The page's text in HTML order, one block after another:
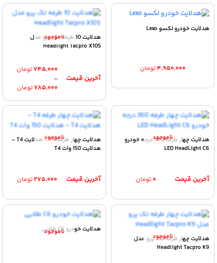
هدلایت خودرو لکسو Lexo
۴,۹۵۰,۰۰۰تومان
هدلایت 10 طرفه تک پرو مدل
Headlight Tacpro X10S
۷۸۵,۰۰۰تومان
–
۷۴۵,۰۰۰تومان
Price
range:
۷۴۵,۰۰۰ تومان
through
۷۸۵,۰۰۰ تومان
هدلایت چهار طرفه 360 درجه خودرو
LED HeadLight C6
۰ تومان
هدلایت چهار طرفه T4 - هدلایت T4 -
هدلایت 150 وات T4
۲۷۵,۰۰۰تومان
هدلایت چهار طرفه تک پرو مدل
Headlight Tacpro K9
هدلایت خودرو C6 طلایی